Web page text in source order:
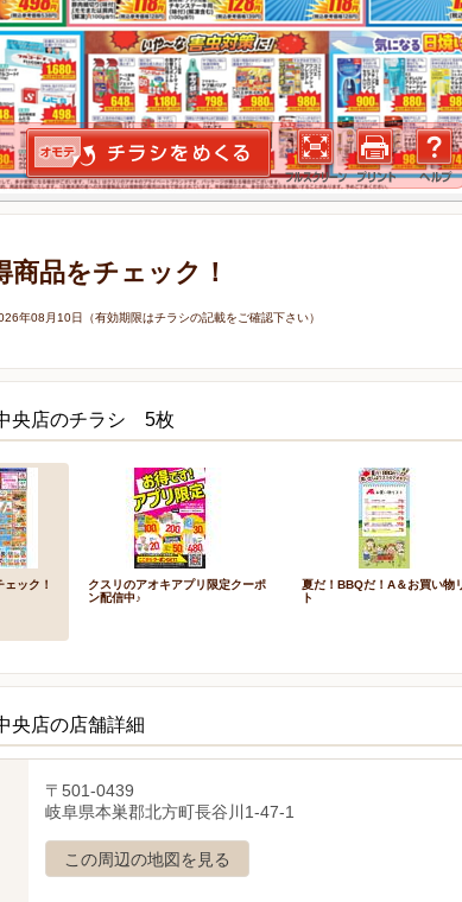
品をチェック！
年08月10日（有効期限はチラシの記載をご確認下さい）
央店のチラシ 5枚
ック！
クスリのアオキアプリ限定クーポ
ン配信中♪
夏だ！BBQだ！A＆お買い物
ト
央店の店舗詳細
〒501-0439
岐阜県本巣郡北方町長谷川1-47-1
この周辺の地図を見る